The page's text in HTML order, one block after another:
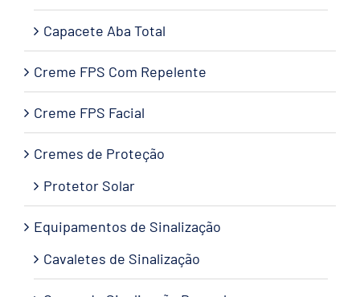
Capacete Aba Total
Creme FPS Com Repelente
Creme FPS Facial
Cremes de Proteção
Protetor Solar
Equipamentos de Sinalização
Cavaletes de Sinalização